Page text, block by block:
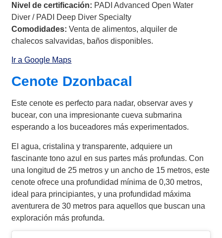
Nivel de certificación: PADI Advanced Open Water
Diver / PADI Deep Diver Specialty
Comodidades: Venta de alimentos, alquiler de
chalecos salvavidas, baños disponibles.
Ir a Google Maps
Cenote Dzonbacal
Este cenote es perfecto para nadar, observar aves y
bucear, con una impresionante cueva submarina
esperando a los buceadores más experimentados.
El agua, cristalina y transparente, adquiere un
fascinante tono azul en sus partes más profundas. Con
una longitud de 25 metros y un ancho de 15 metros, este
cenote ofrece una profundidad mínima de 0,30 metros,
ideal para principiantes, y una profundidad máxima
aventurera de 30 metros para aquellos que buscan una
exploración más profunda.